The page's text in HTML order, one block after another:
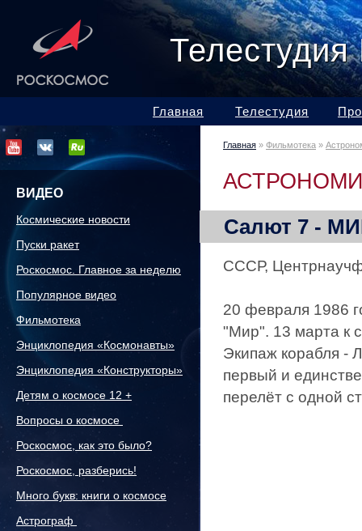
Главная Телестудия
ВИДЕО
Космические новости
Пуски ракет
Роскосмос. Главное за неделю
Популярное видео
Фильмотека
Энциклопедия «Космонавты»
Энциклопедия «Конструкторы»
Детям о космосе 12 +
Вопросы о космосе
Роскосмос, как это было?
Роскосмос, разберись!
Много букв: книги о космосе
Астрограф
Главная » Фильмотека »
Салют 7 -
СССР,
20 февраля 1986
"Мир". 13 марта к
Экипаж корабля -
первый и
перелёт с одной